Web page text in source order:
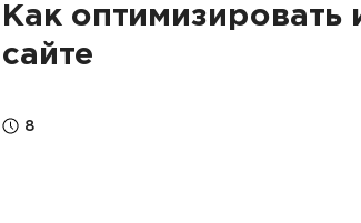
Как оптимизировать
сайте
8